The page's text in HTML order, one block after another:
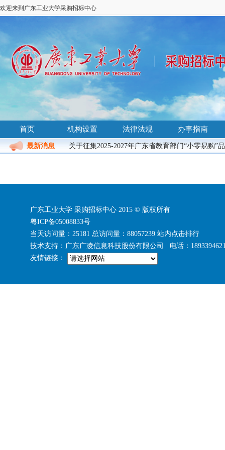
欢迎来到广东工业大学采购招标中心
首页 机构设置 法律法规 办事指南
最新消息 关于征集2025-2027年广东省教育部门“小零易购”
广东工业大学 采购招标中心 2015 © 版权所有
粤ICP备05008833号
当天访问量：25181 总访问量：88057239 站内点击排行
技术支持：广东广凌信息科技股份有限公司 电话：
友情链接：